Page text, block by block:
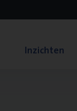
Inzichten